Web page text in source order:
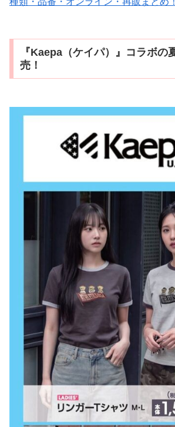
『Kaepa（ケイパ）』コラボの
売！